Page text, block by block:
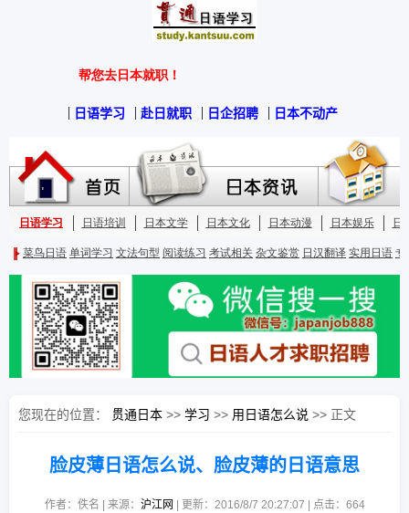
您现在的位置： 贯通日本 >> 学习 >> 用日语怎么说 >> 正文
脸皮薄日语怎么说、脸皮薄的日语意思
作者：佚名 | 来源： 沪江网 | 更新：2016/8/7 20:27:07 | 点击： 664